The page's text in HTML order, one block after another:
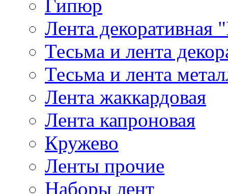
Гипюр
Лента декоративная
Тесьма и лента
Тесьма и лента
Лента жаккардовая
Лента капроновая
Кружево
Ленты прочие
Наборы лент